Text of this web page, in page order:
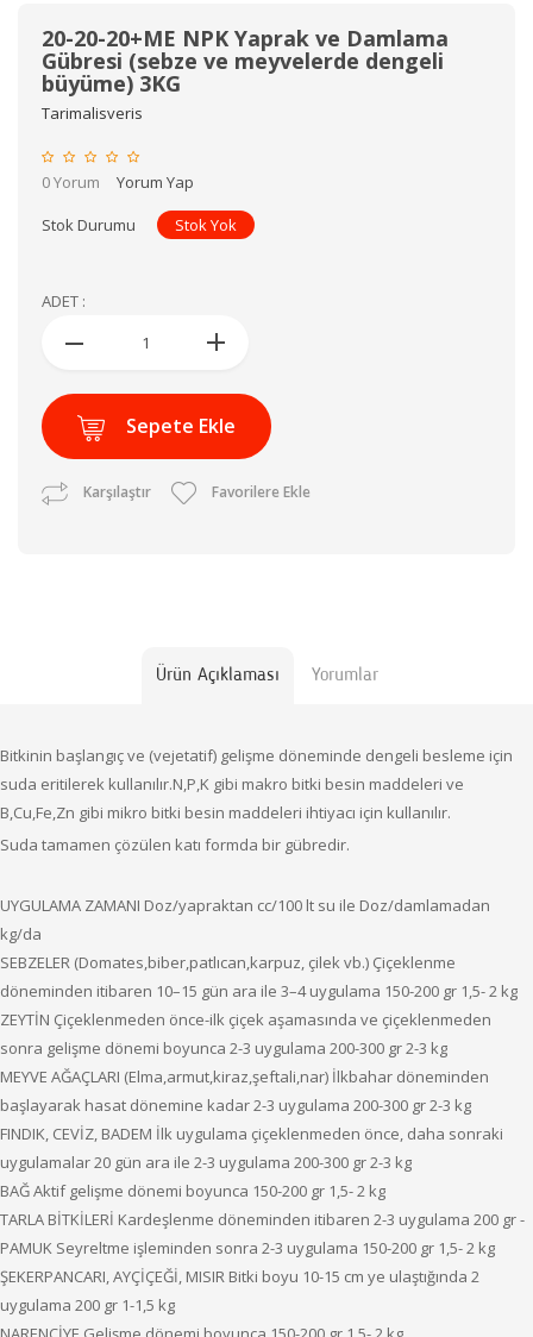
20-20-20+ME NPK Yaprak ve Damlama
Gübresi (sebze ve meyvelerde dengeli
büyüme) 3KG
Tarimalisveris
0 Yorum
Yorum Yap
Stok Durumu
Stok Yok
ADET :
Sepete Ekle
Karşılaştır Favorilere Ekle
Ürün Açıklaması Yorumlar
Bitkinin başlangıç ve (vejetatif) gelişme döneminde dengeli besleme için
suda eritilerek kullanılır.N,P,K gibi makro bitki besin maddeleri ve
B,Cu,Fe,Zn gibi mikro bitki besin maddeleri ihtiyacı için kullanılır.
Suda tamamen çözülen katı formda bir gübredir.
UYGULAMA ZAMANI Doz/yapraktan cc/100 lt su ile Doz/damlamadan
kg/da
SEBZELER (Domates,biber,patlıcan,karpuz, çilek vb.) Çiçeklenme
döneminden itibaren 10–15 gün ara ile 3–4 uygulama 150-200 gr 1,5- 2 kg
ZEYTİN Çiçeklenmeden önce-ilk çiçek aşamasında ve çiçeklenmeden
sonra gelişme dönemi boyunca 2-3 uygulama 200-300 gr 2-3 kg
MEYVE AĞAÇLARI (Elma,armut,kiraz,şeftali,nar) İlkbahar döneminden
başlayarak hasat dönemine kadar 2-3 uygulama 200-300 gr 2-3 kg
FINDIK, CEVİZ, BADEM İlk uygulama çiçeklenmeden önce, daha sonraki
uygulamalar 20 gün ara ile 2-3 uygulama 200-300 gr 2-3 kg
BAĞ Aktif gelişme dönemi boyunca 150-200 gr 1,5- 2 kg
TARLA BİTKİLERİ Kardeşlenme döneminden itibaren 2-3 uygulama 200 gr -
PAMUK Seyreltme işleminden sonra 2-3 uygulama 150-200 gr 1,5- 2 kg
ŞEKERPANCARI, AYÇİÇEĞİ, MISIR Bitki boyu 10-15 cm ye ulaştığında 2
uygulama 200 gr 1-1,5 kg